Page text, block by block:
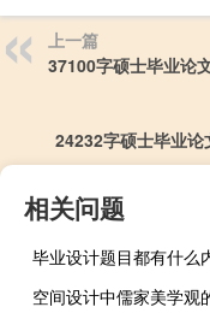
上一篇
37100字硕士毕业论
24232字硕士毕业
相关问题
毕业设计题目都有什么